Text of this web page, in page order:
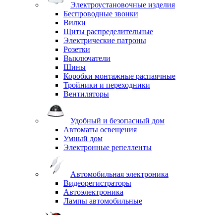
Электроустановочные изделия
Беспроводные звонки
Вилки
Щиты распределительные
Электрические патроны
Розетки
Выключатели
Шины
Коробки монтажные распаячные
Тройники и переходники
Вентиляторы
Удобный и безопасный дом
Автоматы освещения
Умный дом
Электронные репелленты
Автомобильная электроника
Видеорегистраторы
Автоэлектроника
Лампы автомобильные